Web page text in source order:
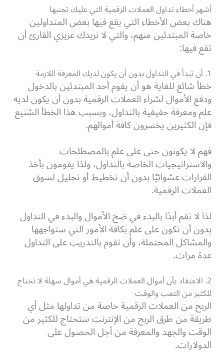
أشهر أخطاء تداول العملات الرقمية التي عليك تجنبها
هناك بعض الأخطاء التي يقع فيها بعض المتداولين
خاصة المبتدئين منهم، والتي لا نريدك عزيزي القارئ أن
تقع فيها:
1. أن تبدأ في التداول بدون أن يكون لديك المعرفة اللازمة
خطأ شائع للغاية هو أن يقوم أحد المبتدئين بالدخول
ودفع الأموال لشراء العملات الرقمية بدون أن يكون لديه
علم ومعرفة حقيقية بالتداول، وبسبب هذا الخطأ الشنيع
فإن الكثيرين يخسرون كافة أموالهم.
فهم لا يكونون حتى على علم بالمصطلحات
والاستراتيجيات الخاصة بالتداول، ولذا يقومون بأخذ
القرارات عشوائيًا بدون أن تخطيط أو تحليل لسوق
العملات الرقمية.
لذا لا تقم أبدًا بالبدء في ضخ الأموال والبدء في التداول
بدون أن تكون على علم بكافة الأمور التي ستواجهها
والمشاكل المحتملة، وأن تقوم بالتدريب على التداول
عدة مرات.
2. الاعتقاد بأن أموال العملات الرقمية هي أموال سهلة لا تحتاج
للكثير من التعب والوقت
الربح من العملات الرقمية خاصة من تداولها مثل أي
طريقة من طرق الربح من الإنترنت ستحتاج للكثير من
الوقت والجهد والمعرفة من أجل الحصول على
الدولارات.